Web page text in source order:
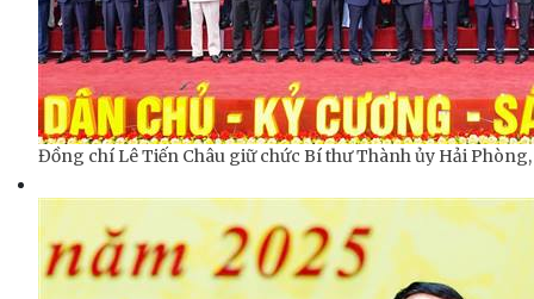
Đồng chí Lê Tiến Châu giữ chức Bí thư Thành ủy Hải